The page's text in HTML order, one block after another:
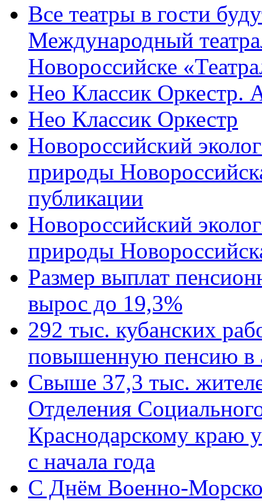
Все театры в гости
Международный
Новороссийске
Нео Классик Оркестр.
Нео Классик Оркестр
Новороссийский
природы
публикации
Новороссийский
природы
Размер выплат
вырос до 19,3%
292 тыс. кубанских
повышенную пенсию в
Свыше 37,3 тыс.
Отделения
Краснодарскому краю
с начала года
C Днём Военно-